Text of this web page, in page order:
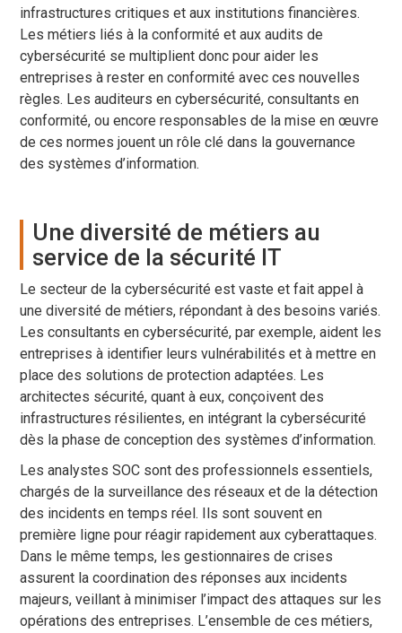
infrastructures critiques et aux institutions financières.
Les métiers liés à la conformité et aux audits de
cybersécurité se multiplient donc pour aider les
entreprises à rester en conformité avec ces nouvelles
règles. Les auditeurs en cybersécurité, consultants en
conformité, ou encore responsables de la mise en œuvre
de ces normes jouent un rôle clé dans la gouvernance
des systèmes d’information.
Une diversité de métiers au
service de la sécurité IT
Le secteur de la cybersécurité est vaste et fait appel à
une diversité de métiers, répondant à des besoins variés.
Les consultants en cybersécurité, par exemple, aident les
entreprises à identifier leurs vulnérabilités et à mettre en
place des solutions de protection adaptées. Les
architectes sécurité, quant à eux, conçoivent des
infrastructures résilientes, en intégrant la cybersécurité
dès la phase de conception des systèmes d’information.
Les analystes SOC sont des professionnels essentiels,
chargés de la surveillance des réseaux et de la détection
des incidents en temps réel. Ils sont souvent en
première ligne pour réagir rapidement aux cyberattaques.
Dans le même temps, les gestionnaires de crises
assurent la coordination des réponses aux incidents
majeurs, veillant à minimiser l’impact des attaques sur les
opérations des entreprises. L’ensemble de ces métiers,